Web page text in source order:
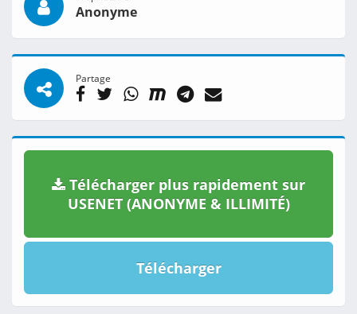
Anonyme
Partage
Télécharger plus rapidement sur
USENET (ANONYME & ILLIMITÉ)
Télécharger